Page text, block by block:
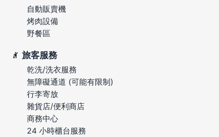
自動販賣機
烤肉設備
野餐區
旅客服務
乾洗/洗衣服務
無障礙通道 (可能有限制)
行李寄放
雜貨店/便利商店
商務中心
24 小時櫃台服務